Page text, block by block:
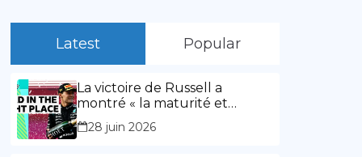
Latest Popular
La victoire de Russell a
montré « la maturité et
l’expérience » Vidéo,
00:02:03La victoire de Russell
28 juin 2026